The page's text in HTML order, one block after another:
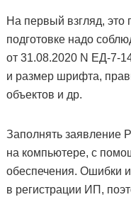
На первый взгляд, это
подготовке надо
от 31.08.2020 N ЕД-7-
и размер шрифта,
объектов и др.
Заполнять заявление
на компьютере, с
обеспечения. Ошибки и
в регистрации ИП,